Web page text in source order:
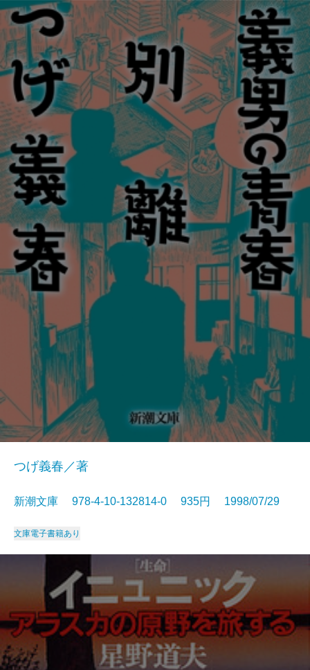
つげ義春／著
新潮文庫 978-4-10-132814-0 935円 1998/07/29
文庫電子書籍あり